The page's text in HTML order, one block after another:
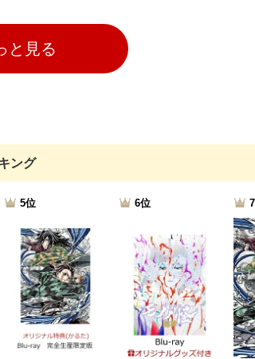
と見る
ング
5位 6位